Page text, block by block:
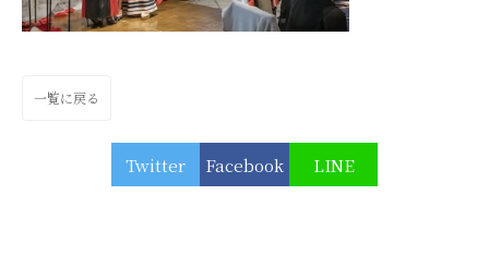
一覧に戻る
Twitter Facebook LINE